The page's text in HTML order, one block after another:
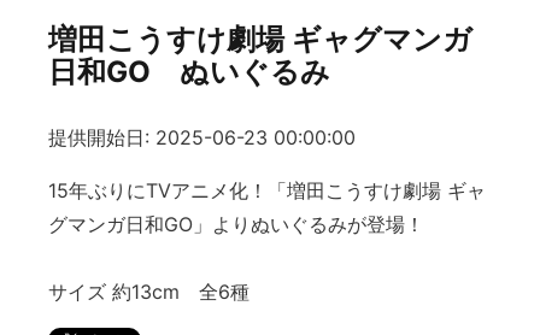
増田こうすけ劇場 ギャグマンガ
日和GO ぬいぐるみ
提供開始日: 2025-06-23 00:00:00
15年ぶりにTVアニメ化！「増田こうすけ劇場 ギャ
グマンガ日和GO」よりぬいぐるみが登場！
サイズ 約13cm 全6種